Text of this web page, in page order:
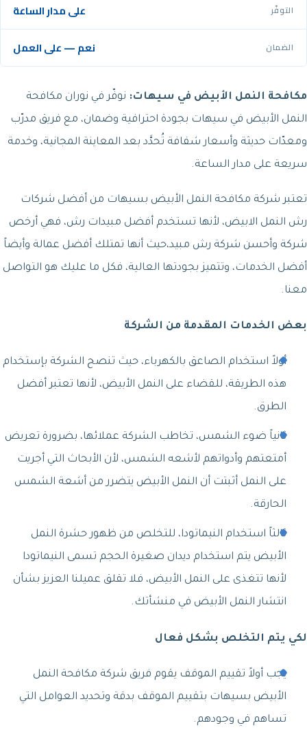
التوفّر على مدار الساعة
الضمان نعم — على العمل
مكافحة النمل الأبيض في سيهات: نوفّر في نوران مكافحة
النمل الأبيض في سيهات بجودة احترافية وضمان، مع فريق مدرّب
ومعدّات حديثة وأسعار شفافة تُحدَّد بعد المعاينة المجانية، وخدمة
سريعة على مدار الساعة.
تعتبر شركة مكافحة النمل الأبيض بسيهات من أفضل شركات
رش النمل الابيض، لأنها تستخدم أفضل مبيدات رش، فهي أرخص
شركة وأحسن شركة رش مبيد،حيث أنها تمتلك أفضل عمالة وأيضاً
أفضل الخدمات، وتتميز بجودتها العالية، فكل ما عليك هو التواصل
معنا.
بعض الخدمات المقدمة من الشركة
أولاً استخدام الصاعق بالكهرباء، حيث تنصح الشركة بإستخدام
هذه الطريقة، للقضاء على النمل الأبيض، لأنها تعتبر أفضل
الطرق.
ثانياً ضوء الشمس، تخاطب الشركة عملائها، بضرورة تعريض
أمتعتهم وأدواتهم لأشعه الشمس، لأن الأبحاث التي أجريت
على النمل أثبتت أن النمل الأبيض يتضرر من أشعة الشمس
الحارقة.
ثالثاً استخدام النيماتودا، للتخلص من ظهور حشرة النمل
الأبيض يتم استخدام ديدان صغيرة الحجم تسمى النيماتودا
لأنها تتغذى على النمل الأبيض، فلا تقلق عميلنا العزيز بشأن
انتشار النمل الأبيض في منشأتك.
لكي يتم التخلص بشكل فعال
يجب أولاً تقييم الموقف يقوم فريق شركة مكافحة النمل
الأبيض بسيهات بتقييم الموقف بدقة وتحديد العوامل التي
تساهم في وجودهم.